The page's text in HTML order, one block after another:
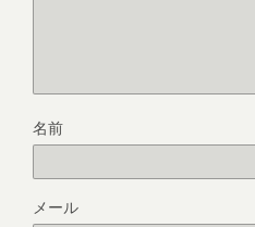
名前
メール